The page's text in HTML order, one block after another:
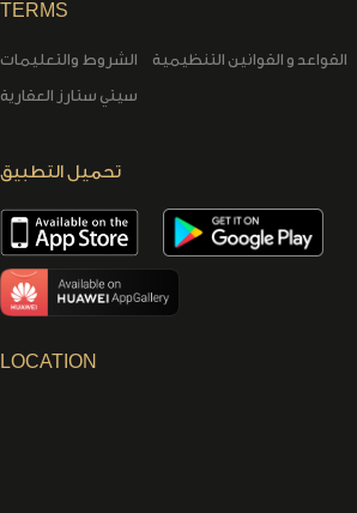
TERMS
الشروط والتعليمات القواعد و القوانين التنظيمية
سيتي ستارز العقارية
تحميل التطبيق
LOCATION